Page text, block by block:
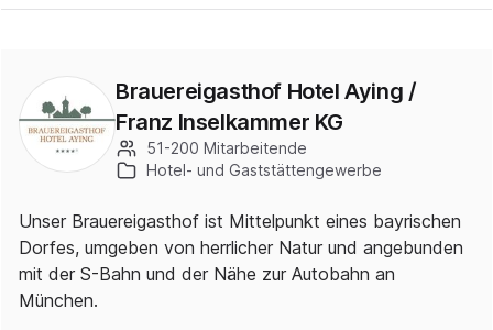
Brauereigasthof Hotel Aying /
Franz Inselkammer KG
51-200 Mitarbeitende
Hotel- und Gaststättengewerbe
Unser Brauereigasthof ist Mittelpunkt eines bayrischen
Dorfes, umgeben von herrlicher Natur und angebunden
mit der S-Bahn und der Nähe zur Autobahn an
München.